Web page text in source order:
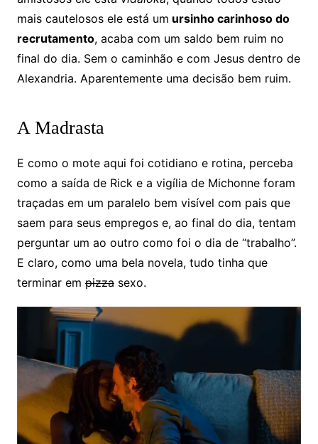
mais cautelosos ele está um ursinho carinhoso do
recrutamento, acaba com um saldo bem ruim no
final do dia. Sem o caminhão e com Jesus dentro de
Alexandria. Aparentemente uma decisão bem ruim.
A Madrasta
E como o mote aqui foi cotidiano e rotina, perceba
como a saída de Rick e a vigília de Michonne foram
traçadas em um paralelo bem visível com pais que
saem para seus empregos e, ao final do dia, tentam
perguntar um ao outro como foi o dia de “trabalho”.
E claro, como uma bela novela, tudo tinha que
terminar em pizzasexo.